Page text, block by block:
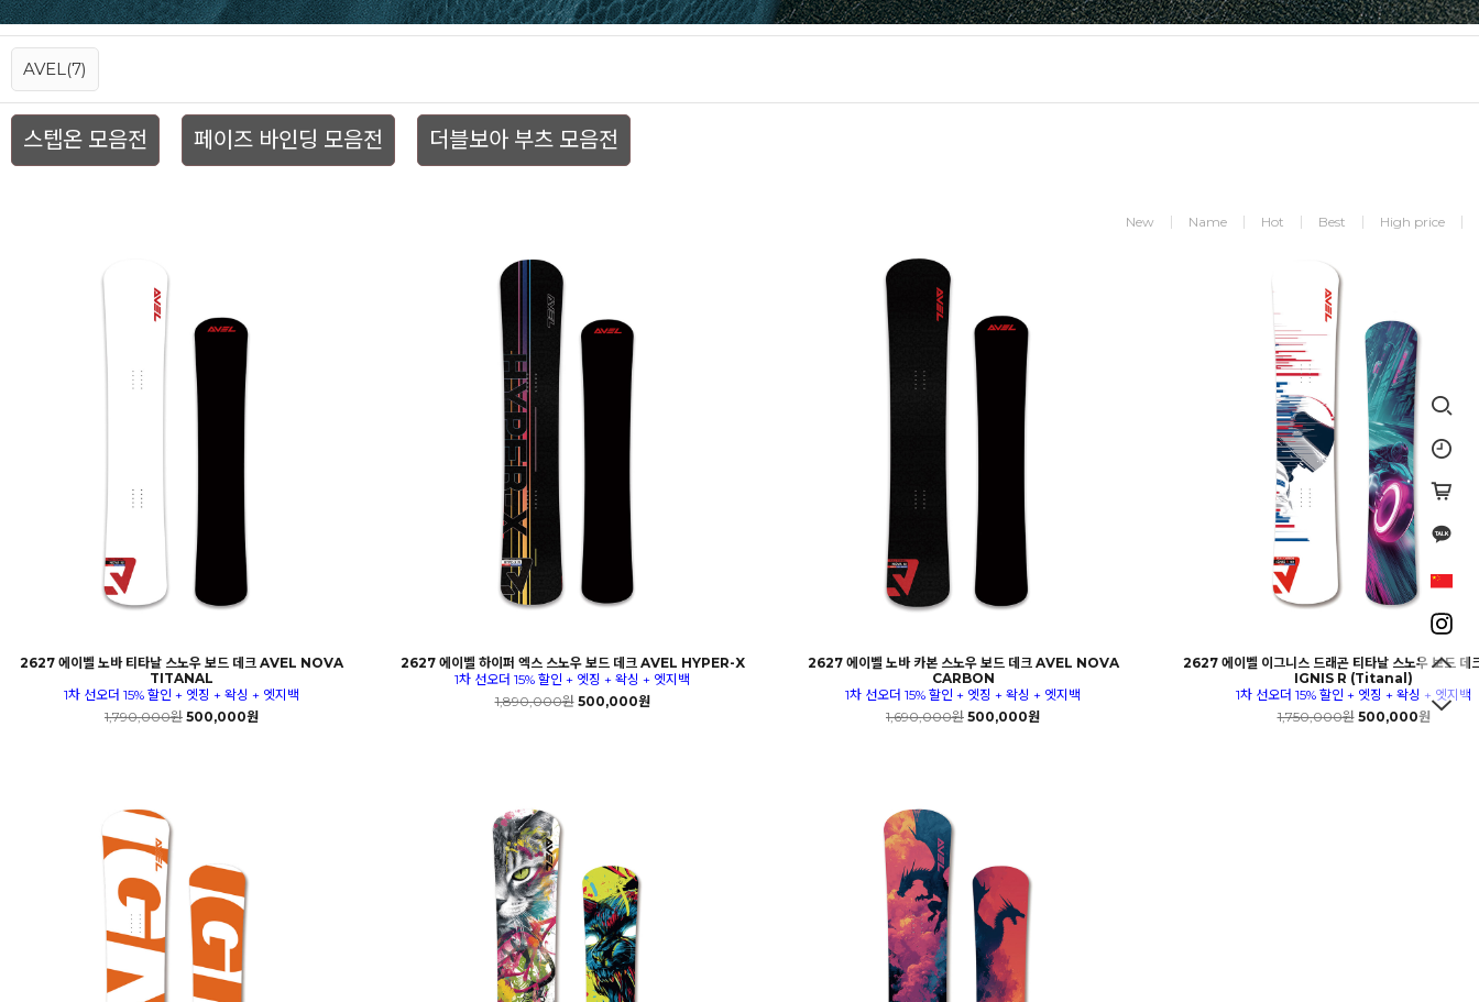
AVEL(7)
스텝온 모음전 페이즈 바인딩 모음전 더블보아 부츠 모음전
New Name Hot Best High price
2627 에이벨 노바 티타날 스노우 보드 데크 AVEL NOVA
TITANAL
1차 선오더 15% 할인 + 엣징 + 왁싱 + 엣지백
1,790,000원 500,000원
2627 에이벨 하이퍼 엑스 스노우 보드 데크 AVEL HYPER-X
1차 선오더 15% 할인 + 엣징 + 왁싱 + 엣지백
1,890,000원 500,000원
2627 에이벨 노바 카본 스노우 보드 데크 AVEL NOVA
CARBON
1차 선오더 15% 할인 + 엣징 + 왁싱 + 엣지백
1,690,000원 500,000원
2627 에이벨 이그니스 드래곤 티타날 스노우 보드
IGNIS R (Titanal)
1차 선오더 15% 할인 + 엣징 + 왁싱 + 엣지백
1,750,000원 500,000원